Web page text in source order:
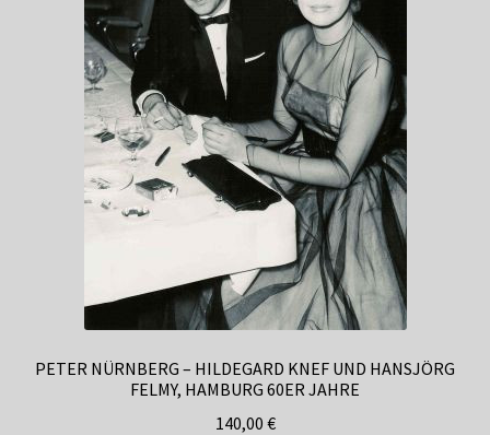
PETER NÜRNBERG – HILDEGARD KNEF UND HANSJÖRG
FELMY, HAMBURG 60ER JAHRE
140,00 €